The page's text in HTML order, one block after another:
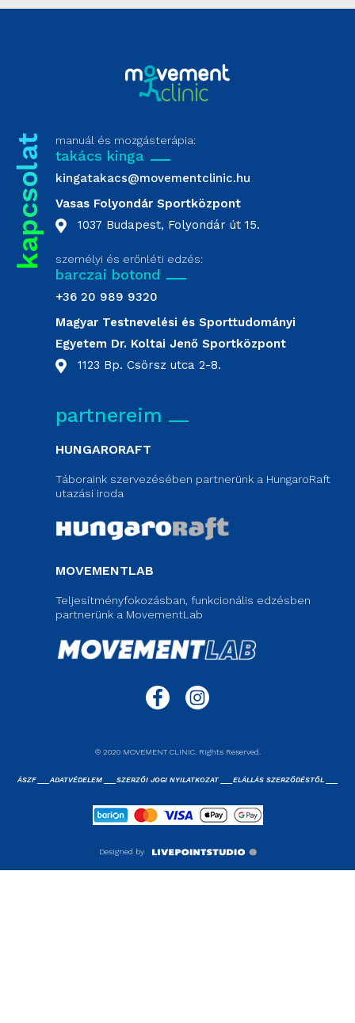
manuál és mozgásterápia:
takács kinga
kingatakacs@movementclinic.hu
Vasas Folyondár Sportközpont
1037 Budapest, Folyondár út 15.
személyi és erőnléti edzés:
barczai botond
+36 20 989 9320
Magyar Testnevelési és Sporttudományi
Egyetem Dr. Koltai Jenő Sportközpont
1123 Bp. Csörsz utca 2-8.
partnereim
HUNGARORAFT
Táboraink szervezésében partnerünk a HungaroRaft
utazási iroda
MOVEMENTLAB
Teljesítményfokozásban, funkcionális edzésben
partnerünk a MovementLab
© 2020 MOVEMENT CLINIC. Rights Reserved.
ÁSZF ___ADATVÉDELEM ___ SZERZŐI JOGI NYILATKOZAT ___ ELÁLLÁS SZERZŐDÉSTŐL ___
Designed by